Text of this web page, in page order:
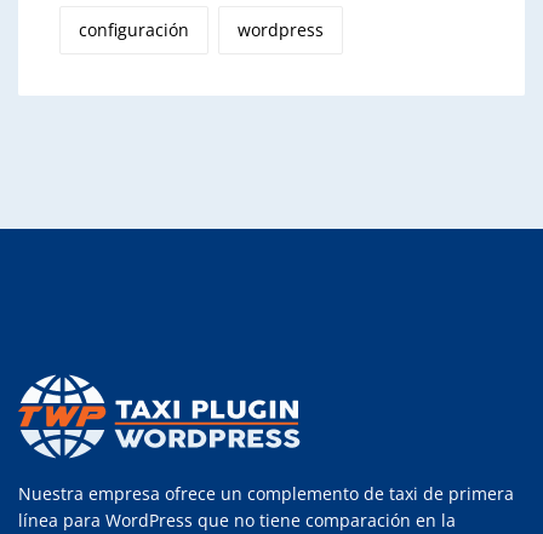
configuración wordpress
Nuestra empresa ofrece un complemento de taxi de primera
línea para WordPress que no tiene comparación en la